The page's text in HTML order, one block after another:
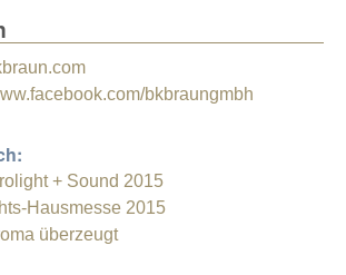
bkbraungmbh
+ Sound 2015
Hausmesse 2015
überzeugt